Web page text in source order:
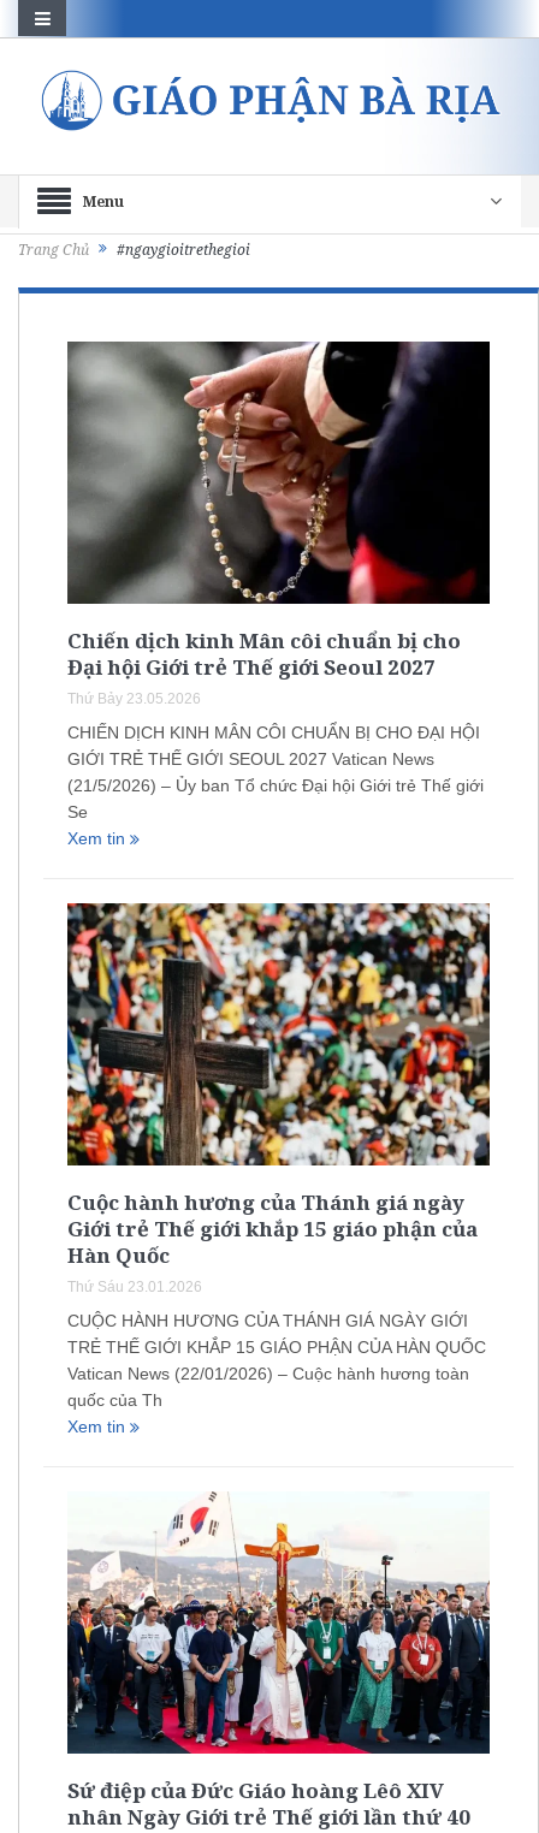
Menu
Trang Chủ #ngaygioitrethegioi
Chiến dịch kinh Mân côi chuẩn bị cho
Đại hội Giới trẻ Thế giới Seoul 2027
Thứ Bảy 23.05.2026
CHIẾN DỊCH KINH MÂN CÔI CHUẨN BỊ CHO ĐẠI HỘI
GIỚI TRẺ THẾ GIỚI SEOUL 2027 Vatican News
(21/5/2026) – Ủy ban Tổ chức Đại hội Giới trẻ Thế giới
Se
Xem tin
Cuộc hành hương của Thánh giá ngày
Giới trẻ Thế giới khắp 15 giáo phận của
Hàn Quốc
Thứ Sáu 23.01.2026
CUỘC HÀNH HƯƠNG CỦA THÁNH GIÁ NGÀY GIỚI
TRẺ THẾ GIỚI KHẮP 15 GIÁO PHẬN CỦA HÀN QUỐC
Vatican News (22/01/2026) – Cuộc hành hương toàn
quốc của Th
Xem tin
Sứ điệp của Đức Giáo hoàng Lêô XIV
nhân Ngày Giới trẻ Thế giới lần thứ 40